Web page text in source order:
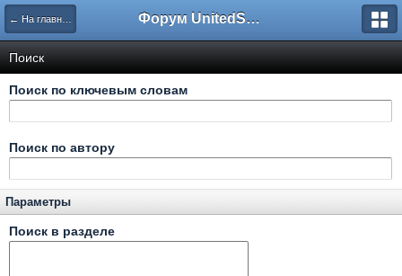
← На главную Форум UnitedSouth
Поиск
Поиск по ключевым словам
Поиск по автору
Параметры
Поиск в разделе